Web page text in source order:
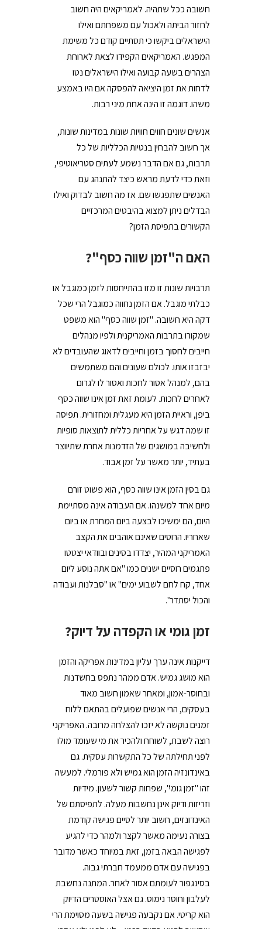
חשובה ככל שתהיה. לאמריקאים היה חשוב
לחזור הביתה ולאכול עם משפחתם ואילו
הישראלים ביקשו כי תסתיים קודם כל משימת
המפגש. האמריקאים הקפידו לצאת לארוחת
הצהרים בשעה קבועה ואילו הישראלים נטו
לדחות את זמן היציאה להפסקה אם היו באמצע
משהו. דוגמה זו הינה אחת מיני רבות.
אנשים שונים חווים חוויות שונות במדינות שונות,
אך חשוב להבחין בנטיות הכלליות של כל
תרבות, גם אם הדבר נשמע לעתים סטריאוטיפי,
וזאת כדי לדעת מראש כיצד להתנהג עם
האנשים שתפגשו שם. אז מה חשוב לבדוק ואילו
הבדלים ניתן למצוא בהיבטים המרכזיים
הקשורים בתפיסת הזמן?
האם ה"זמן שווה כסף"?
תרבויות שונות זו מזו בהתייחסות לזמן כמוגבל או
כבלתי מוגבל. אם הזמן נחווה כמוגבל הרי שכל
דקה היא חשובה. "זמן שווה כסף" הוא משפט
שמקורו בתרבות האמריקנית ולפיו מנהלים
חייבים לחסוך בזמן וחייבים לדאוג שהעובדים לא
יבזבזו אותו. לכולם שעונים והם משתמשים
בהם, למנהל אסור לחכות ואסור לו לגרום
לאחרים לחכות. לעומת זאת זמן אינו שווה כסף
ביפן, וראיית הזמן היא מעגלית ומחזורית. תפיסה
זו שמה דגש על אחריות כללית לתוצאות סופיות
ולחשיבה במושגים של הזדמנות אחרת שתיווצר
בעתיד, יותר מאשר על זמן אבוד.
גם בסין הזמן אינו שווה כסף, הוא פשוט זורם
מיום אחד למשנהו. אם העבודה אינה מסתיימת
היום, הם ימשיכו לבצעה ביום המחרת או ביום
שאחריו. הרוסים שאינם אוהבים את הקצב
האמריקני המהיר, יצדדו בסינים ובוודאי יצטטו
פתגמים רוסיים ישנים כמו "אם אתה נוסע ליום
אחד, קח לחם לשבוע ימים" או "סבלנות ועבודה
והכול יסתדר".
זמן גומי או הקפדה על דיוק?
דייקנות אינה ערך עליון במדינות אפריקה והזמן
הוא מושג גמיש. אדם ממהר נתפס בחשדנות
ובחוסר-אמון, ומאחר שאמון חשוב מאוד
בעסקים, הרי אנשים שפועלים בהתאם ללוח
זמנים נוקשה לא יזכו להצלחה מרובה. האפריקני
רוצה לשבת, לשוחח ולהכיר את מי שעומד מולו
לפני תחילתה של כל התקשרות עסקית. גם
באינדונזיה הזמן הוא גמיש ולא פורמלי. למעשה
זהו "זמן גומי", שפחות קשור לשעון. מידיות
וזריזות ודיוק אינן נחשבות מעלה. לתפיסתם של
האינדונזים, חשוב יותר לסיים פגישה קודמת
בצורה נעימה מאשר לקצר ולמהר כדי להגיע
לפגישה הבאה בזמן, זאת במיוחד כאשר מדובר
בפגישה עם אדם ממעמד חברתי גבוה.
בסינגפור לעומתם אסור לאחר. המתנה נחשבת
לעלבון וחוסר נימוס. גם אצל האוסטרים הדיוק
הוא קריטי. אם נקבעה פגישה בשעה מסוימת הרי